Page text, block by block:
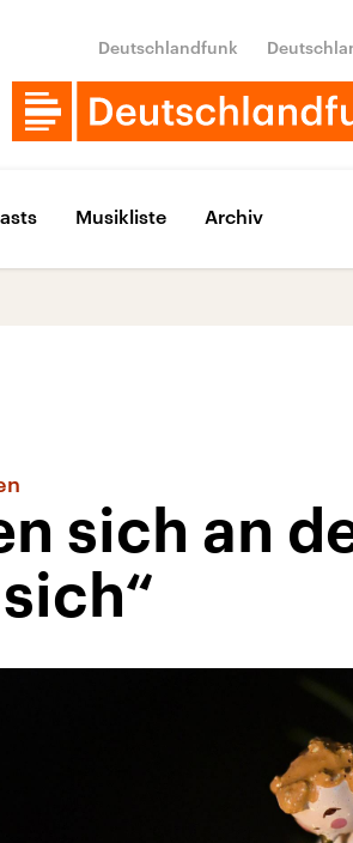
Deutschlandfunk
Musikliste Archiv
sich an